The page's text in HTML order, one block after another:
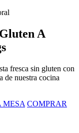
A
fresca sin gluten con
de nuestra cocina
MESA COMPRAR